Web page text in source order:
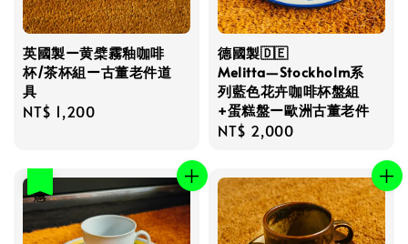
英國製ー黄檗霧釉咖啡
杯/茶杯組ー古董老件道
具
Regular
NT$ 1,200
德國製🇩🇪
Melitta―Stockholm系
列藍色花卉咖啡杯盤組
+蛋糕盤ー歐洲古董老件
Regular
NT$ 2,000